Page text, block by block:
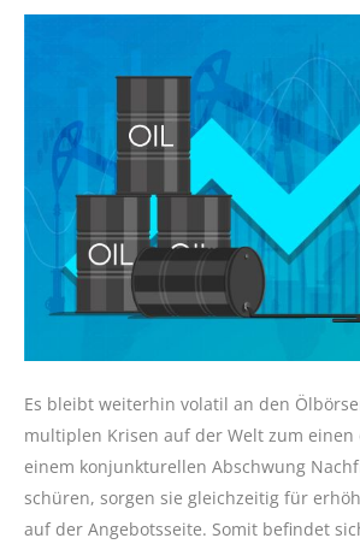
Es bleibt weiterhin volatil an den
multiplen Krisen auf der Welt zum einen
einem konjunkturellen Abschwung
schüren, sorgen sie gleichzeitig für
auf der Angebotsseite. Somit befindet